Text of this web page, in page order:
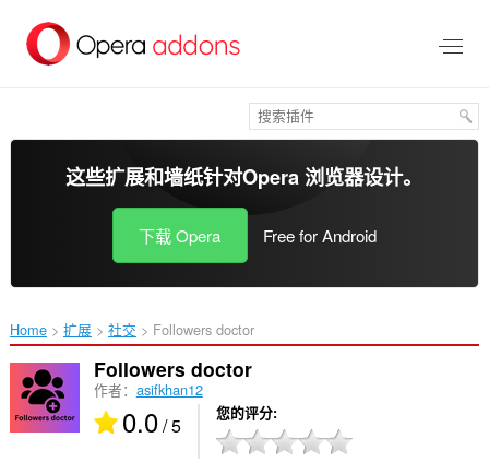
这些扩展和墙纸针对Opera 浏览器设计。
下载 Opera Free for Android
Home 扩展 社交 Followers doctor‎
Followers doctor
作者： asifkhan12
0.0/ 5 您的评分